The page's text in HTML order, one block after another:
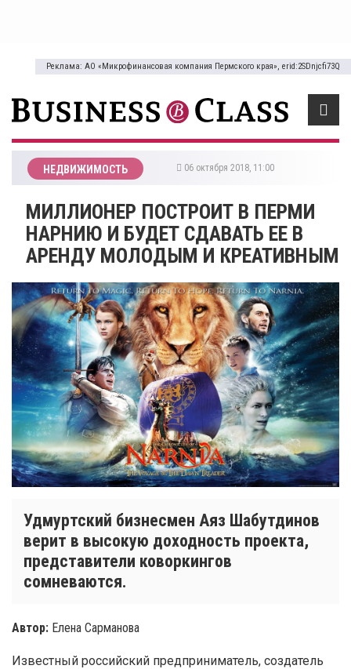
Реклама: АО «Микрофинансовая компания Пермского края», erid:2SDnjcfi73Q
НЕДВИЖИМОСТЬ 06 октября 2018, 11:00
МИЛЛИОНЕР ПОСТРОИТ В ПЕРМИ
НАРНИЮ И БУДЕТ СДАВАТЬ ЕЕ В
АРЕНДУ МОЛОДЫМ И КРЕАТИВНЫМ
Удмуртский бизнесмен Аяз Шабутдинов
верит в высокую доходность проекта,
представители коворкингов
сомневаются.
Автор: Елена Сарманова
Известный российский предприниматель, создатель